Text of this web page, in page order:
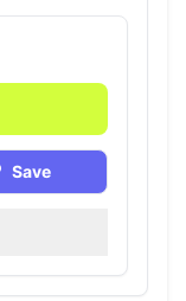
Save